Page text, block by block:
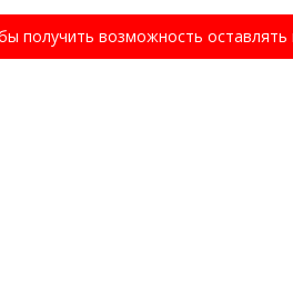
получить возможность